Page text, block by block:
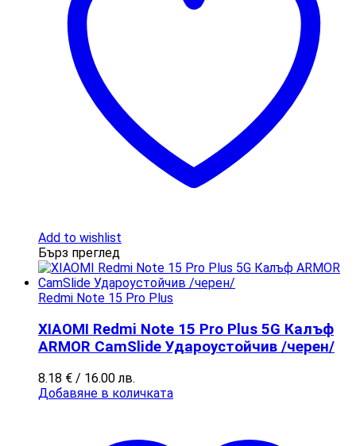
Add to wishlist
Бърз преглед
Redmi Note 15 Pro Plus
XIAOMI Redmi Note 15 Pro Plus 5G Калъф
ARMOR CamSlide Удароустойчив /черен/
8.18 € / 16.00 лв.
Добавяне в количката